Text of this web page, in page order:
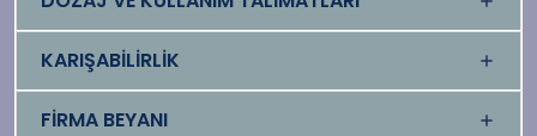
KARIŞABİLİRLİK
FİRMA BEYANI